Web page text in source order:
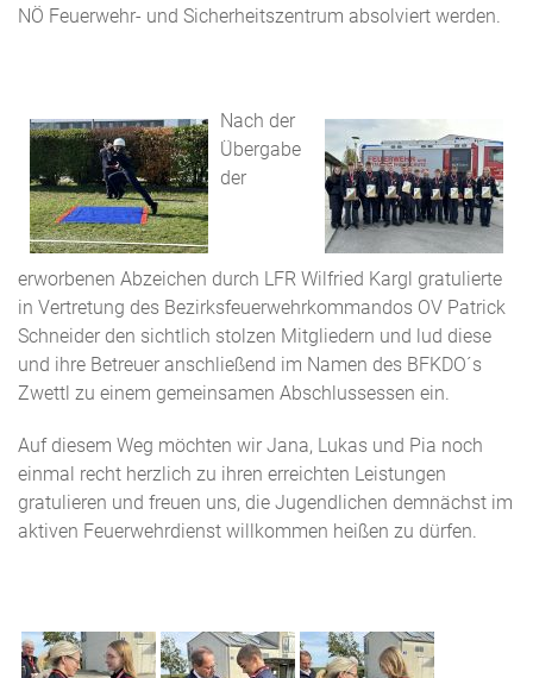
NÖ Feuerwehr- und Sicherheitszentrum absolviert werden.
Nach der
Übergabe
der
erworbenen Abzeichen durch LFR Wilfried Kargl gratulierte
in Vertretung des Bezirksfeuerwehrkommandos OV Patrick
Schneider den sichtlich stolzen Mitgliedern und lud diese
und ihre Betreuer anschließend im Namen des BFKDO´s
Zwettl zu einem gemeinsamen Abschlussessen ein.
Auf diesem Weg möchten wir Jana, Lukas und Pia noch
einmal recht herzlich zu ihren erreichten Leistungen
gratulieren und freuen uns, die Jugendlichen demnächst im
aktiven Feuerwehrdienst willkommen heißen zu dürfen.